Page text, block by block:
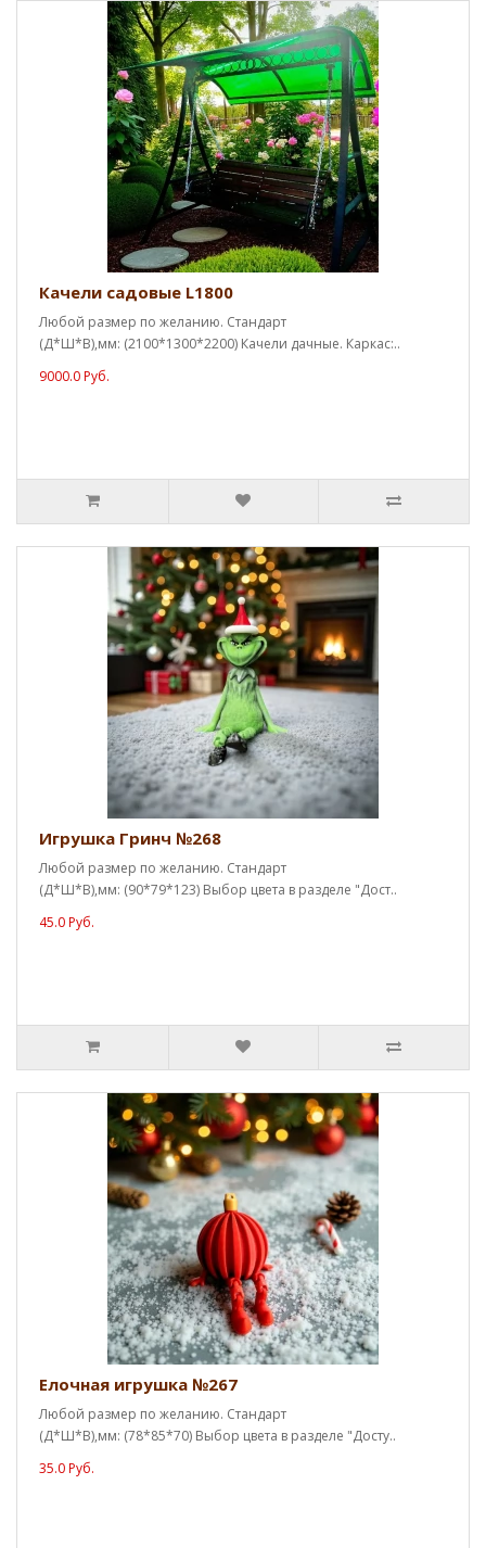
Качели садовые L1800
Любой размер по желанию. Стандарт
(Д*Ш*В),мм: (2100*1300*2200) Качели дачные. Каркас:..
9000.0 Руб.
Игрушка Гринч №268
Любой размер по желанию. Стандарт
(Д*Ш*В),мм: (90*79*123) Выбор цвета в разделе "Дост..
45.0 Руб.
Елочная игрушка №267
Любой размер по желанию. Стандарт
(Д*Ш*В),мм: (78*85*70) Выбор цвета в разделе "Досту..
35.0 Руб.